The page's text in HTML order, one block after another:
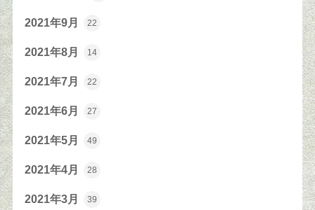
2021年9月 22
2021年8月 14
2021年7月 22
2021年6月 27
2021年5月 49
2021年4月 28
2021年3月 39